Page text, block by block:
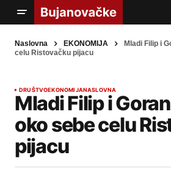
Naslovna EKONOMIJA
Mladi Filip i
celu Ristovačku pijacu
DRUŠTVOEKONOMIJANASLOVNA
Mladi Filip i
oko sebe celu
pijacu